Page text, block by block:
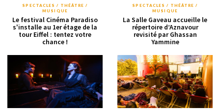
SPECTACLES / THÉÂTRE /
MUSIQUE
Le festival Cinéma Paradiso
s'installe au 1er étage de la
tour Eiffel : tentez votre
chance !
SPECTACLES / THÉÂTRE /
MUSIQUE
La Salle Gaveau accueille le
répertoire d’Aznavour
revisité par Ghassan
Yammine